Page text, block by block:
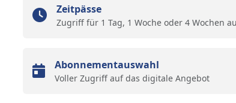
Zeitpässe
Zugriff für 1 Tag, 1 Woche oder 4 Wochen
Abonnementauswahl
Voller Zugriff auf das digitale Angebot